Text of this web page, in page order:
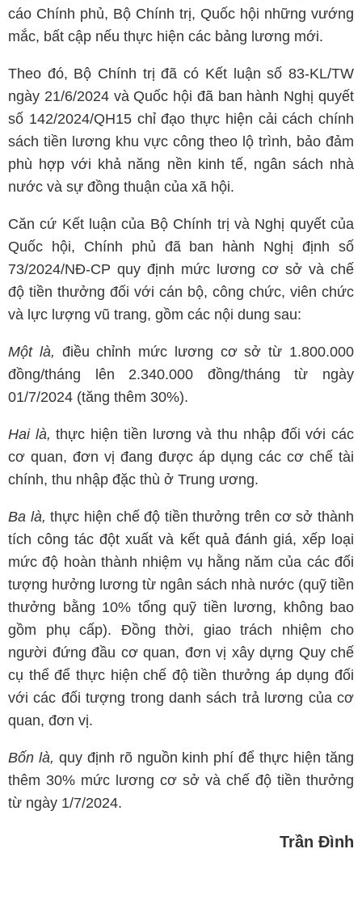
cáo Chính phủ, Bộ Chính trị, Quốc hội những vướng
mắc, bất cập nếu thực hiện các bảng lương mới.
Theo đó, Bộ Chính trị đã có Kết luận số 83-KL/TW
ngày 21/6/2024 và Quốc hội đã ban hành Nghị quyết
số 142/2024/QH15 chỉ đạo thực hiện cải cách chính
sách tiền lương khu vực công theo lộ trình, bảo đảm
phù hợp với khả năng nền kinh tế, ngân sách nhà
nước và sự đồng thuận của xã hội.
Căn cứ Kết luận của Bộ Chính trị và Nghị quyết của
Quốc hội, Chính phủ đã ban hành Nghị định số
73/2024/NĐ-CP quy định mức lương cơ sở và chế
độ tiền thưởng đối với cán bộ, công chức, viên chức
và lực lượng vũ trang, gồm các nội dung sau:
Một là, điều chỉnh mức lương cơ sở từ 1.800.000
đồng/tháng lên 2.340.000 đồng/tháng từ ngày
01/7/2024 (tăng thêm 30%).
Hai là, thực hiện tiền lương và thu nhập đối với các
cơ quan, đơn vị đang được áp dụng các cơ chế tài
chính, thu nhập đặc thù ở Trung ương.
Ba là, thực hiện chế độ tiền thưởng trên cơ sở thành
tích công tác đột xuất và kết quả đánh giá, xếp loại
mức độ hoàn thành nhiệm vụ hằng năm của các đối
tượng hưởng lương từ ngân sách nhà nước (quỹ tiền
thưởng bằng 10% tổng quỹ tiền lương, không bao
gồm phụ cấp). Đồng thời, giao trách nhiệm cho
người đứng đầu cơ quan, đơn vị xây dựng Quy chế
cụ thể để thực hiện chế độ tiền thưởng áp dụng đối
với các đối tượng trong danh sách trả lương của cơ
quan, đơn vị.
Bốn là, quy định rõ nguồn kinh phí để thực hiện tăng
thêm 30% mức lương cơ sở và chế độ tiền thưởng
từ ngày 1/7/2024.
Trần Đình